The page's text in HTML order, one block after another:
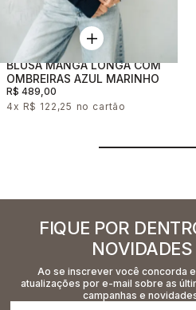
BLUSA MANGA LONGA COM
OMBREIRAS AZUL MARINHO
R$ 489,00
4x R$ 122,25
FIQUE POR
NOVIDADES
Ao se inscrever você concorda
atualizações por e-mail sobre as
campanhas e